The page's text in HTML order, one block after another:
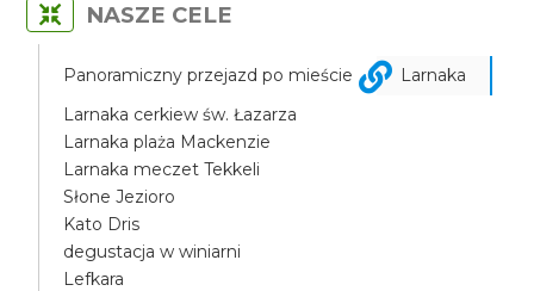
NASZE CELE
Panoramiczny przejazd po mieście
Larnaka
Larnaka cerkiew św. Łazarza
Larnaka plaża Mackenzie
Larnaka meczet Tekkeli
Słone Jezioro
Kato Dris
degustacja w winiarni
Lefkara